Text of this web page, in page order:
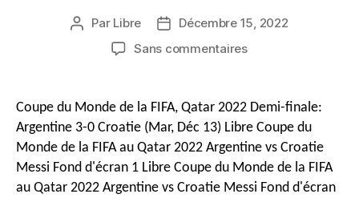
Auteur
message
Par Libre
DateDécembre 15, 2022
Sans commentairessur
4K
Coupe
du
Monde
de
Coupe du Monde de la FIFA, Qatar 2022 Demi-finale:
Argentine 3-0 Croatie (Mar, Déc 13) Libre Coupe du
Monde de la FIFA au Qatar 2022 Argentine vs Croatie
Messi Fond d'écran 1 Libre Coupe du Monde de la FIFA
au Qatar 2022 Argentine vs Croatie Messi Fond d'écran